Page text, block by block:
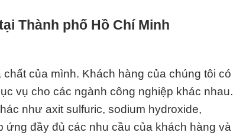
Thành phố Hồ Chí Minh
của mình. Khách hàng của chúng tôi có
vụ cho các ngành công nghiệp khác nhau.
như axit sulfuric, sodium hydroxide,
đầy đủ các nhu cầu của khách hàng và